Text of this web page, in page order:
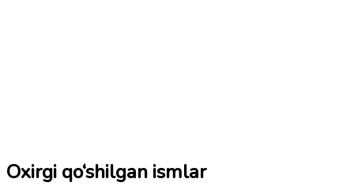
Oxirgi qo‘shilgan ismlar